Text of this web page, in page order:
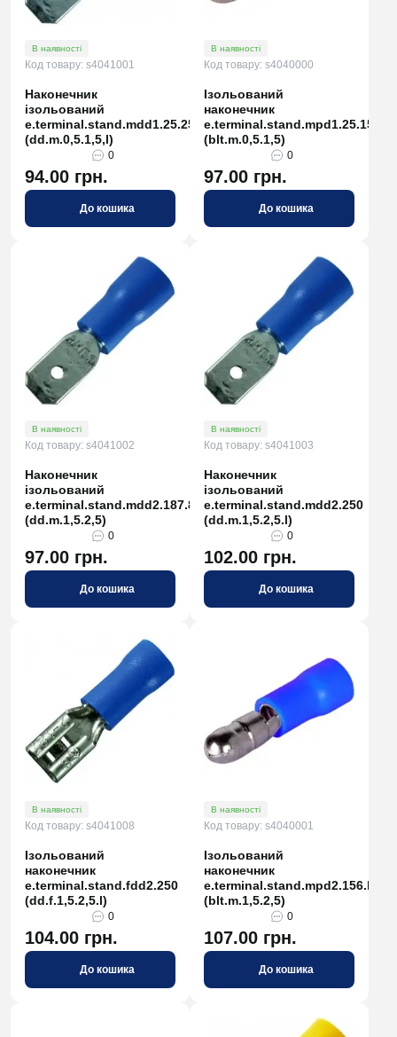
В наявності
Код товару: s4041001
Наконечник
ізольований
e.terminal.stand.mdd1.25.250
(dd.m.0,5.1,5,l)
0
94.00 грн.
До кошика
В наявності
Код товару: s4040000
Ізольований
наконечник
(blt.m.0,5.1,5)
0
97.00 грн.
До кошика
В наявності
Код товару: s4041002
Наконечник
ізольований
e.terminal.stand.mdd2.187.8
(dd.m.1,5.2,5)
0
97.00 грн.
До кошика
В наявності
Код товару: s4041003
Наконечник
ізольований
e.terminal.stand.mdd2.250
(dd.m.1,5.2,5.l)
0
102.00 грн.
До кошика
В наявності
Код товару: s4041008
Ізольований
наконечник
e.terminal.stand.fdd2.250
(dd.f.1,5.2,5.l)
0
104.00 грн.
До кошика
В наявності
Код товару: s4040001
Ізольований
наконечник
e.terminal.stand.mpd2.156.blue
(blt.m.1,5.2,5)
0
107.00 грн.
До кошика